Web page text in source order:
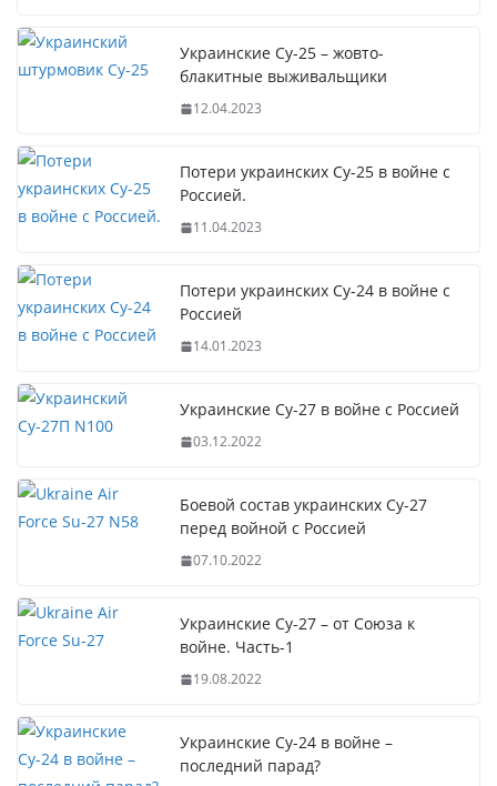
Украинские Су-25 – жовто-
блакитные выживальщики
12.04.2023
Потери украинских Су-25 в войне с
Россией.
11.04.2023
Потери украинских Су-24 в войне с
Россией
14.01.2023
Украинские Су-27 в войне с Россией
03.12.2022
Боевой состав украинских Су-27
перед войной с Россией
07.10.2022
Украинские Су-27 – от Союза к
войне. Часть-1
19.08.2022
Украинские Су-24 в войне –
последний парад?